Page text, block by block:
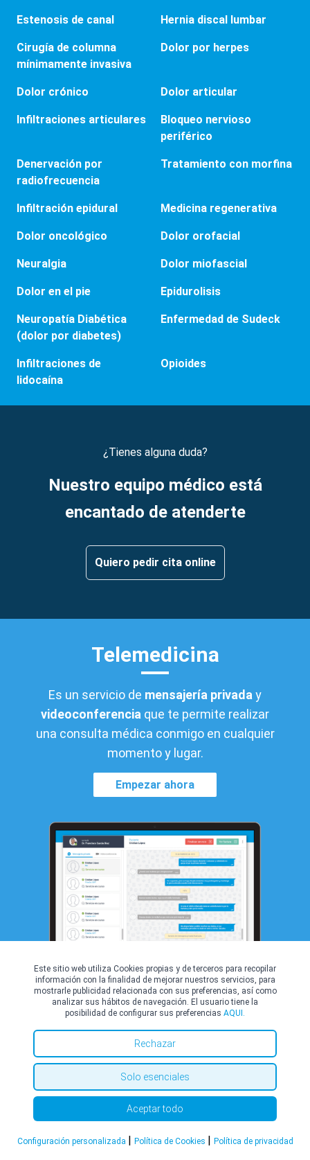
Estenosis de canal Hernia discal lumbar
Cirugía de columna
mínimamente invasiva
Dolor por herpes
Dolor crónico Dolor articular
Infiltraciones articulares
Bloqueo nervioso
periférico
Denervación por
radiofrecuencia
Tratamiento con morfina
Infiltración epidural Medicina regenerativa
Dolor oncológico Dolor orofacial
Neuralgia Dolor miofascial
Dolor en el pie Epidurolisis
Neuropatía Diabética
(dolor por diabetes)
Enfermedad de Sudeck
Infiltraciones de
lidocaína
Opioides
¿Tienes alguna duda?
Nuestro equipo médico está
encantado de atenderte
Quiero pedir cita online
Telemedicina
Es un servicio de mensajería privada y
videoconferencia que te permite realizar
una consulta médica conmigo en cualquier
momento y lugar.
Empezar ahora
Artículos
Este sitio web utiliza Cookies propias y de terceros para recopilar
información con la finalidad de mejorar nuestros servicios, para
mostrarle publicidad relacionada con sus preferencias, así como
analizar sus hábitos de navegación. El usuario tiene la
posibilidad de configurar sus preferencias AQUI.
Rechazar
Solo esenciales
Aceptar todo
Configuración personalizada | Política de Cookies | Política de privacidad